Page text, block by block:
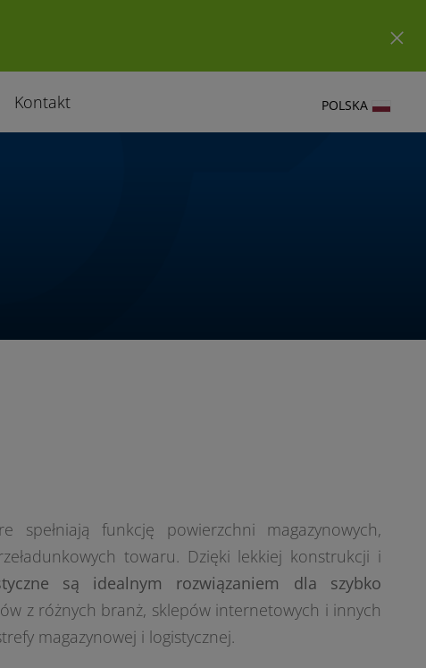
Kontakt POLSKA
spełniają funkcję powierzchni magazynowych,
towaru. Dzięki lekkiej konstrukcji i
są idealnym rozwiązaniem dla szybko
z różnych branż, sklepów internetowych i innych
magazynowej i logistycznej.